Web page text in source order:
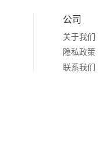
公司
关于我们
隐私政策
联系我们